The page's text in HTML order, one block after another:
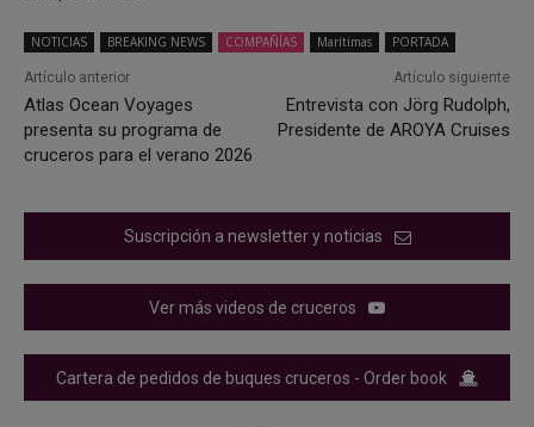
NOTICIAS BREAKING NEWS COMPAÑÍAS Marítimas PORTADA
Artículo anterior
Atlas Ocean Voyages
presenta su programa de
cruceros para el verano 2026
Artículo siguiente
Entrevista con Jörg Rudolph,
Presidente de AROYA Cruises
Suscripción a newsletter y noticias
Ver más videos de cruceros
Cartera de pedidos de buques cruceros - Order book